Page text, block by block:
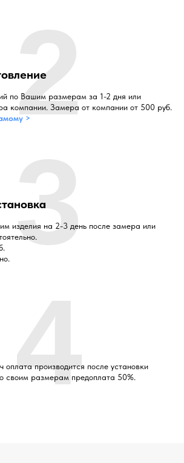
по Вашим размерам за 1-2 дня или
компании. Замера от компании от 500 руб.
>
2
изделия на 2-3 день после замера или
3
оплата производится после установки
своим размерам предоплата 50%.
4